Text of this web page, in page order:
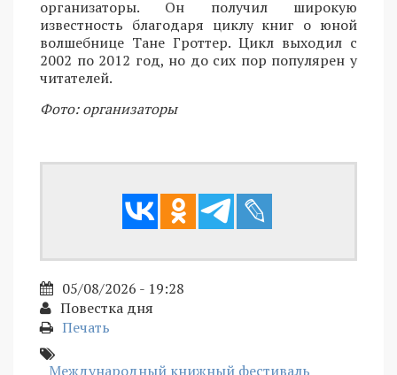
организаторы. Он получил широкую
известность благодаря циклу книг о юной
волшебнице Тане Гроттер. Цикл выходил с
2002 по 2012 год, но до сих пор популярен у
читателей.
Фото: организаторы
05/08/2026 - 19:28
Повестка дня
Печать
Международный книжный фестиваль